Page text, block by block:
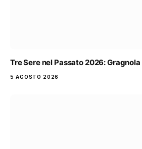
Tre Sere nel Passato 2026:
5 AGOSTO 2026